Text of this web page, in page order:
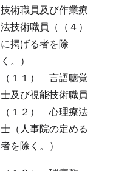
技術職員及び作業療
法技術職員（（４）
に掲げる者を除
く。）
（１１） 言語聴覚
士及び視能技術職員
（１２） 心理療法
士（人事院の定める
者を除く。）